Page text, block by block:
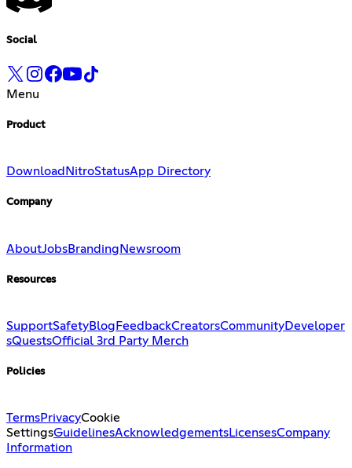
Social
Menu
Product
Download NitroStatusApp Directory
Company
AboutJobsBrandingNewsroom
Resources
SupportSafetyBlog FeedbackCreatorsCommunityDeveloper
sQuestsOfficial 3rd Party Merch
Policies
TermsPrivacyCookie
SettingsGuidelinesAcknowledgementsLicensesCompany
Information